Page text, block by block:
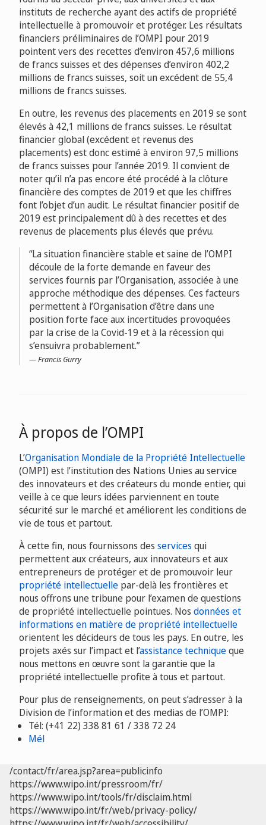
instituts de recherche ayant des actifs de propriété
intellectuelle à promouvoir et protéger. Les résultats
financiers préliminaires de l’OMPI pour 2019
pointent vers des recettes d’environ 457,6 millions
de francs suisses et des dépenses d’environ 402,2
millions de francs suisses, soit un excédent de 55,4
millions de francs suisses.
En outre, les revenus des placements en 2019 se sont
élevés à 42,1 millions de francs suisses. Le résultat
financier global (excédent et revenus des
placements) est donc estimé à environ 97,5 millions
de francs suisses pour l’année 2019. Il convient de
noter qu’il n’a pas encore été procédé à la clôture
financière des comptes de 2019 et que les chiffres
font l’objet d’un audit. Le résultat financier positif de
2019 est principalement dû à des recettes et des
revenus de placements plus élevés que prévu.
La situation financière stable et saine de l’OMPI
découle de la forte demande en faveur des
services fournis par l’Organisation, associée à une
approche méthodique des dépenses. Ces facteurs
permettent à l’Organisation d’être dans une
position forte face aux incertitudes provoquées
par la crise de la Covid-19 et à la récession qui
s’ensuivra probablement.
Francis Gurry
À propos de l’OMPI
L’Organisation Mondiale de la Propriété Intellectuelle
(OMPI) est l’institution des Nations Unies au service
des innovateurs et des créateurs du monde entier, qui
veille à ce que leurs idées parviennent en toute
sécurité sur le marché et améliorent les conditions de
vie de tous et partout.
À cette fin, nous fournissons des services qui
permettent aux créateurs, aux innovateurs et aux
entrepreneurs de protéger et de promouvoir leur
propriété intellectuelle par-delà les frontières et
nous offrons une tribune pour l’examen de questions
de propriété intellectuelle pointues. Nos données et
informations en matière de propriété intellectuelle
orientent les décideurs de tous les pays. En outre, les
projets axés sur l’impact et l’assistance techniqueque
nous mettons en œuvre sont la garantie que la
propriété intellectuelle profite à tous et partout.
Pour plus de renseignements, on peut s’adresser à la
Division de l’information et des medias de l’OMPI:
Tél: (+41 22) 338 81 61 / 338 72 24
Mél
/contact/fr/area.jsp?area=publicinfo
https://www.wipo.int/pressroom/fr/
https://www.wipo.int/tools/fr/disclaim.html
https://www.wipo.int/fr/web/privacy-policy/